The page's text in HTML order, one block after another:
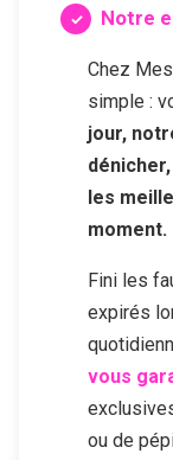
Notre
Chez
simple :
jour,
les
moment.
Fini les
expirés
vous
ou de